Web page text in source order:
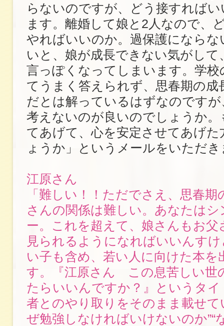
らないのですが、どう接すれば
ます。離婚して娘と2人なので、
やればいいのか。過保護になら
いと、娘が成長できない気がして
言っぽくなってしまいます。学校
てうまく答えられず、思春期の成
だとは解っているはずなのですが
考えないのが良いのでしょうか
てあげて、心を安定させてあげた
ょうか」というメールをいただ
江原さん
「難しい！！ただでさえ、思春
さんの関係は難しい。あなたは
ー。これを超えて、娘さんもお父
見られるようになればいいんす
い子も含め、若い人に向けた本を
す。『江原さん この息苦しい世
たらいいんですか？』というタイ
者とのやり取りをそのまま載せて
ぜ勉強しなければいけないのか”“